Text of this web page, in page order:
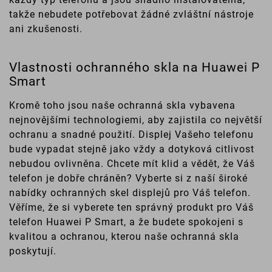
takže nebudete potřebovat žádné zvláštní nástroje
ani zkušenosti.
Vlastnosti ochranného skla na Huawei P
Smart
Kromě toho jsou naše ochranná skla vybavena
nejnovějšími technologiemi, aby zajistila co největší
ochranu a snadné použití. Displej Vašeho telefonu
bude vypadat stejně jako vždy a dotyková citlivost
nebudou ovlivněna. Chcete mít klid a vědět, že Váš
telefon je dobře chráněn? Vyberte si z naší široké
nabídky ochranných skel displejů pro Váš telefon.
Věříme, že si vyberete ten správný produkt pro Váš
telefon Huawei P Smart, a že budete spokojeni s
kvalitou a ochranou, kterou naše ochranná skla
poskytují.